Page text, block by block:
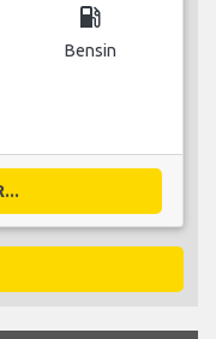
local_gas_station
Bensin